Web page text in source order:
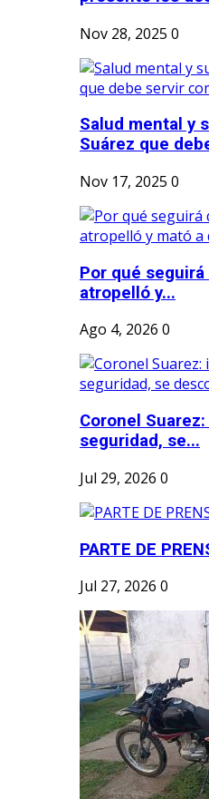
Nov 28, 2025 0
Salud mental y
Suárez que
Nov 17, 2025 0
Por qué
atropelló y...
Ago 4, 2026 0
Coronel
seguridad, se...
Jul 29, 2026 0
PARTE DE
Jul 27, 2026 0